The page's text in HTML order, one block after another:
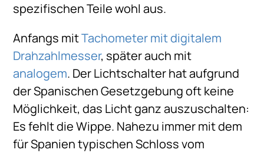
spezifischen Teile wohl aus.
Anfangs mitTachometer mit digitalem
Drahzahlmesser, später auch mit
analogem. Der Lichtschalter hat aufgrund
der Spanischen Gesetzgebung oft keine
Möglichkeit, das Licht ganz auszuschalten:
Es fehlt die Wippe. Nahezu immer mit dem
für Spanien typischen Schloss vom